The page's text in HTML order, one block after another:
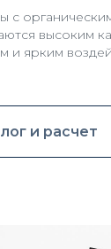
с
высоким
и ярким
и расчет